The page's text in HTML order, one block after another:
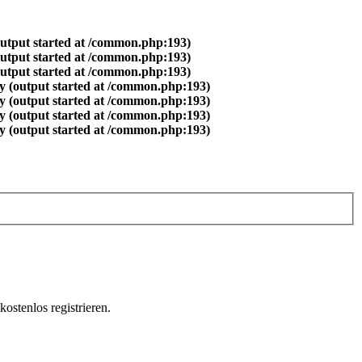
started at /common.php:193)
started at /common.php:193)
started at /common.php:193)
(output started at /common.php:193)
(output started at /common.php:193)
(output started at /common.php:193)
(output started at /common.php:193)
registrieren.